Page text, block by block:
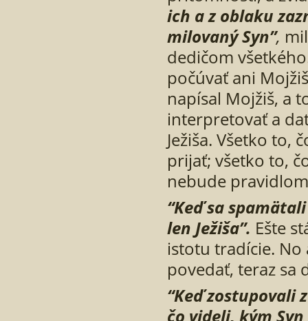
ich a z oblaku
milovaný Syn”,
dedičom
počúvať ani
napísal Mojžiš, a
interpretovať a
Ježiša. Všetko to,
prijať; všetko to,
nebude
“Keďsa
len Ježiša”. Ešte
istotu tradície. No
povedať, teraz sa
“Keďzostupovali
čo videli, kým Syn